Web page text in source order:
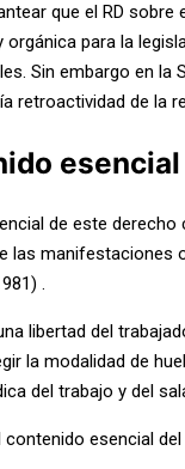
que el RD
orgánica para la
Sin embargo en la
retroactividad de la
esencial
de este
las manifestaciones
.
libertad del
la modalidad de
del trabajo y del
contenido esencial